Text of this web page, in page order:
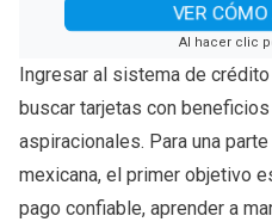
VER
Al hacer clic
Ingresar al sistema de
buscar tarjetas con
aspiracionales. Para una
mexicana, el primer objetivo
pago confiable, aprender a